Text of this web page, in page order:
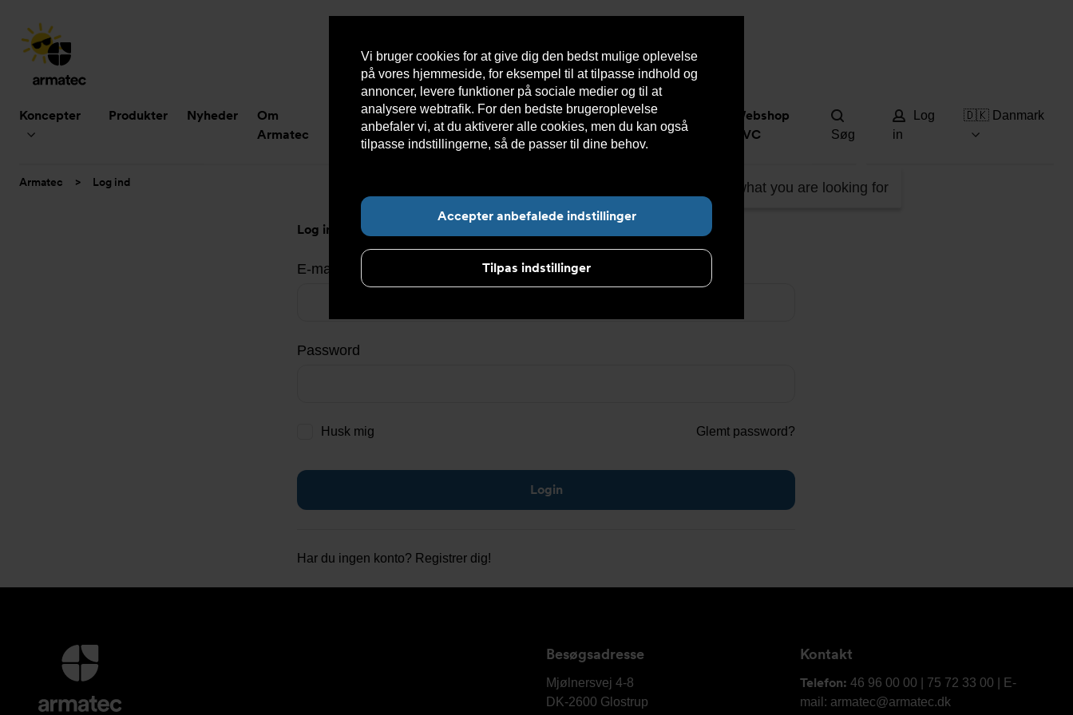
Vi bruger cookies for at give dig den bedst mulige oplevelse
på vores hjemmeside, for eksempel til at tilpasse indhold og
annoncer, levere funktioner på sociale medier og til at
analysere webtrafik. For den bedste brugeroplevelse
anbefaler vi, at du aktiverer alle cookies, men du kan også
tilpasse indstillingerne, så de passer til dine behov.
Accepter anbefalede indstillinger
Tilpas indstillinger
Koncepter Produkter Nyheder
Om
Armatec
Bæredygtighed
Kontakt
os
Teknisk
hjælp
Kundeservice
Webshop
DVC
Find what you are looking for
Søg
Log
in
🇩🇰 Danmark
Du
Armatec > Log ind
Log ind
E-mailadresse
Password
Husk mig Glemt password?
Har du ingen konto? Registrer dig!
Yderligere
information
kontaktoplysninger
Besøgsadresse
Armatec
Mjølnersvej 4-8
DK-2600 Glostrup
Kontakt
Telefon: 46 96 00 00 | 75 72 33 00 | E-
mail: armatec@armatec.dk